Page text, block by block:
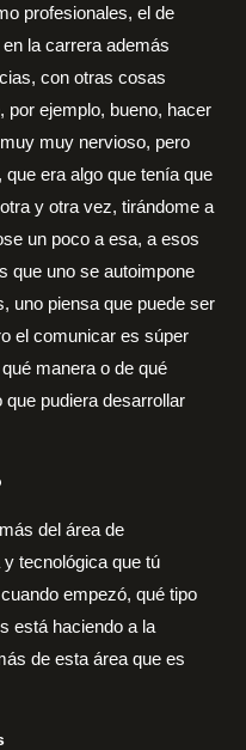
profesionales, el de
la carrera además
con otras cosas
por ejemplo, bueno, hacer
muy nervioso, pero
era algo que tenía que
y otra vez, tirándome a
un poco a esa, a esos
que uno se autoimpone
uno piensa que puede ser
el comunicar es súper
manera o de qué
pudiera desarrollar
del área de
tecnológica que tú
empezó, qué tipo
está haciendo a la
de esta área que es